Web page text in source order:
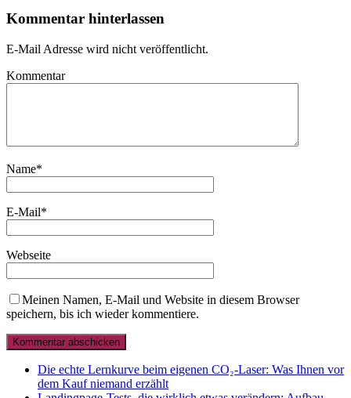
Kommentar hinterlassen
E-Mail Adresse wird nicht veröffentlicht.
Kommentar
Name*
E-Mail*
Webseite
Meinen Namen, E-Mail und Website in diesem Browser
speichern, bis ich wieder kommentiere.
Die echte Lernkurve beim eigenen CO₂-Laser: Was Ihnen vor
dem Kauf niemand erzählt